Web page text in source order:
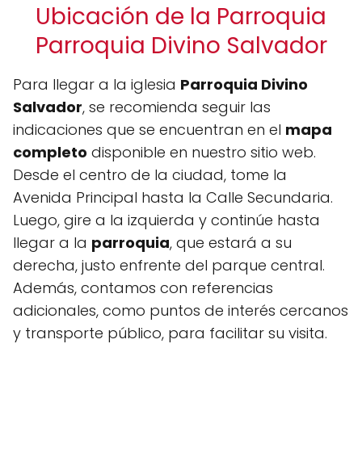
Ubicación de la Parroquia
Parroquia Divino Salvador
Para llegar a la iglesia Parroquia Divino
Salvador, se recomienda seguir las
indicaciones que se encuentran en el mapa
completo disponible en nuestro sitio web.
Desde el centro de la ciudad, tome la
Avenida Principal hasta la Calle Secundaria.
Luego, gire a la izquierda y continúe hasta
llegar a la parroquia, que estará a su
derecha, justo enfrente del parque central.
Además, contamos con referencias
adicionales, como puntos de interés cercanos
y transporte público, para facilitar su visita.